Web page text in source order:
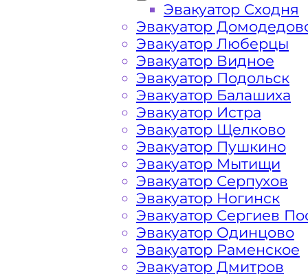
Эвакуатор Сходня
Эвакуатор
Эвакуатор Люберцы
Эвакуатор Видное
Эвакуатор Подольск
Эвакуатор Балашиха
Эвакуатор Истра
Эвакуатор Щелково
Эвакуатор Пушкино
Эвакуатор Мытищи
Эвакуатор Серпухов
Эвакуатор Ногинск
Эвакуатор Сергиев
Эвакуатор Одинцово
Эвакуатор Раменское
Эвакуатор Дмитров